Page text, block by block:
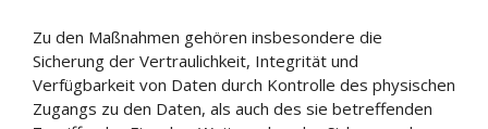
Zu den Maßnahmen gehören insbesondere die
Sicherung der Vertraulichkeit, Integrität und
Verfügbarkeit von Daten durch Kontrolle des physischen
Zugangs zu den Daten, als auch des sie betreffenden